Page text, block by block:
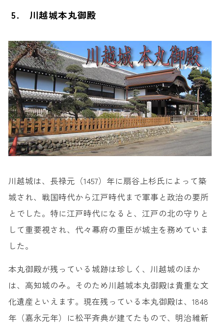
5. 川越城本丸御殿
川越城は、長禄元（1457）年に扇谷上杉氏によって築
城され、戦国時代から江戸時代まで軍事と政治の要所
とでした。特に江戸時代になると、江戸の北の守りと
して重要視され、代々幕府の重臣が城主を務めていま
した。
本丸御殿が残っている城跡は珍しく、川越城のほか
は、高知城のみ。そのため川越城本丸御殿は貴重な文
化遺産といえます。現在残っている本丸御殿は、1848
年（嘉永元年）に松平斉典が建てたもので、明治維新